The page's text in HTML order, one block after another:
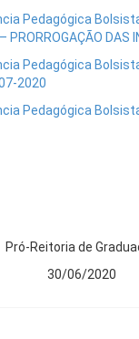
Pedagógica
DAS
Pedagógica
2020
Pedagógica
Pró-Reitoria de
30/06/2020